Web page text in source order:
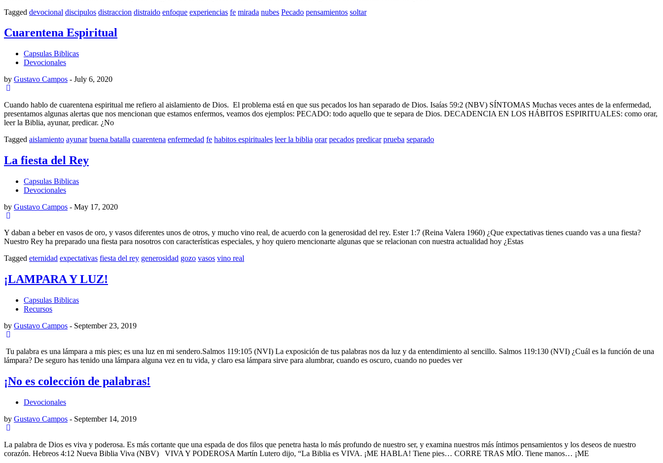
Tagged devocional discipulos distraccion distraido enfoque experiencias fe mirada nubes Pecado pensamientos soltar
Cuarentena Espiritual
Capsulas Biblicas
Devocionales
by Gustavo Campos - July 6, 2020
Cuando hablo de cuarentena espiritual me refiero al aislamiento de Dios. El problema está en que sus pecados los han separado de Dios. Isaías 59:2 (NBV) SÍNTOMAS Muchas veces antes de la enfermedad,
presentamos algunas alertas que nos mencionan que estamos enfermos, veamos dos ejemplos: PECADO: todo aquello que te separa de Dios. DECADENCIA EN LOS HÁBITOS ESPIRITUALES: como orar,
leer la Biblia, ayunar, predicar. ¿No
Tagged aislamiento ayunar buena batalla cuarentena enfermedad fe habitos espirituales leer la biblia orar pecados predicar prueba separado
La fiesta del Rey
Capsulas Biblicas
Devocionales
by Gustavo Campos - May 17, 2020
Y daban a beber en vasos de oro, y vasos diferentes unos de otros, y mucho vino real, de acuerdo con la generosidad del rey. Ester 1:7 (Reina Valera 1960) ¿Que expectativas tienes cuando vas a una fiesta?
Nuestro Rey ha preparado una fiesta para nosotros con características especiales, y hoy quiero mencionarte algunas que se relacionan con nuestra actualidad hoy ¿Estas
Tagged eternidad expectativas fiesta del rey generosidad gozo vasos vino real
¡LAMPARA Y LUZ!
Capsulas Biblicas
Recursos
by Gustavo Campos - September 23, 2019
Tu palabra es una lámpara a mis pies; es una luz en mi sendero.Salmos 119:105 (NVI) La exposición de tus palabras nos da luz y da entendimiento al sencillo. Salmos 119:130 (NVI) ¿Cuál es la función de una
lámpara? De seguro has tenido una lámpara alguna vez en tu vida, y claro esa lámpara sirve para alumbrar, cuando es oscuro, cuando no puedes ver
¡No es colección de palabras!
Devocionales
by Gustavo Campos - September 14, 2019
La palabra de Dios es viva y poderosa. Es más cortante que una espada de dos filos que penetra hasta lo más profundo de nuestro ser, y examina nuestros más íntimos pensamientos y los deseos de nuestro
corazón. Hebreos 4:12 Nueva Biblia Viva (NBV) VIVA Y PODEROSA Martín Lutero dijo, “La Biblia es VIVA. ¡ME HABLA! Tiene pies… CORRE TRAS MÍO. Tiene manos… ¡ME